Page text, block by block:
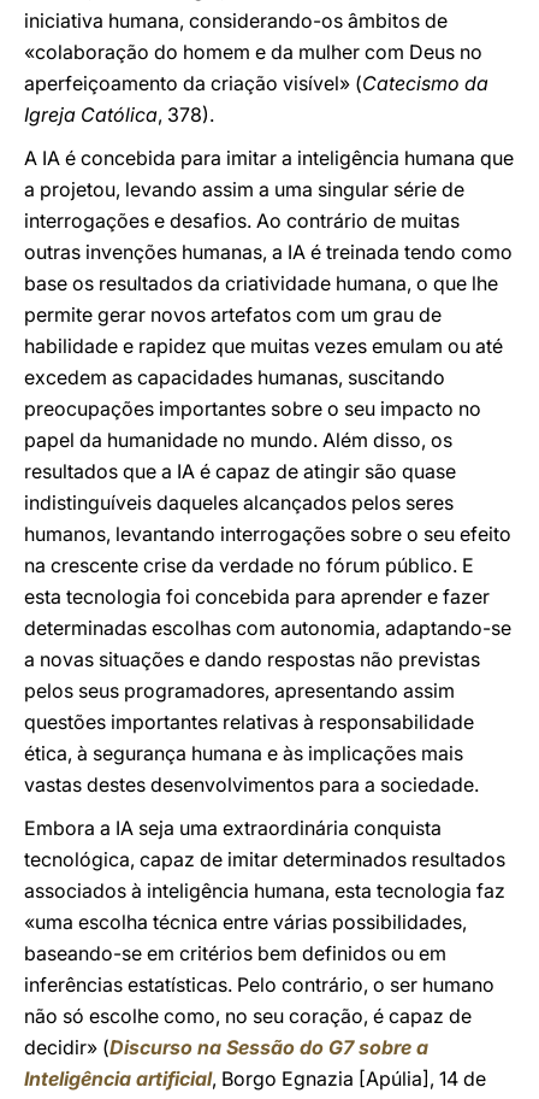
iniciativa humana, considerando-os âmbitos de
«colaboração do homem e da mulher com Deus no
aperfeiçoamento da criação visível» (Catecismo da
Igreja Católica, 378).
A IA é concebida para imitar a inteligência humana que
a projetou, levando assim a uma singular série de
interrogações e desafios. Ao contrário de muitas
outras invenções humanas, a IA é treinada tendo como
base os resultados da criatividade humana, o que lhe
permite gerar novos artefatos com um grau de
habilidade e rapidez que muitas vezes emulam ou até
excedem as capacidades humanas, suscitando
preocupações importantes sobre o seu impacto no
papel da humanidade no mundo. Além disso, os
resultados que a IA é capaz de atingir são quase
indistinguíveis daqueles alcançados pelos seres
humanos, levantando interrogações sobre o seu efeito
na crescente crise da verdade no fórum público. E
esta tecnologia foi concebida para aprender e fazer
determinadas escolhas com autonomia, adaptando-se
a novas situações e dando respostas não previstas
pelos seus programadores, apresentando assim
questões importantes relativas à responsabilidade
ética, à segurança humana e às implicações mais
vastas destes desenvolvimentos para a sociedade.
Embora a IA seja uma extraordinária conquista
tecnológica, capaz de imitar determinados resultados
associados à inteligência humana, esta tecnologia faz
«uma escolha técnica entre várias possibilidades,
baseando-se em critérios bem definidos ou em
inferências estatísticas. Pelo contrário, o ser humano
não só escolhe como, no seu coração, é capaz de
decidir» (Discurso na Sessão do G7 sobre a
Inteligência artificial, Borgo Egnazia [Apúlia], 14 de